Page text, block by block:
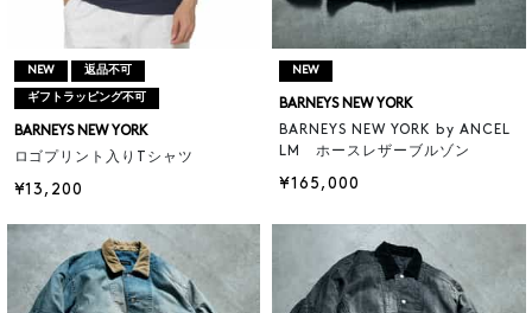
NEW 返品不可
ギフトラッピング不可
BARNEYS NEW YORK
ロゴプリント入りTシャツ
¥13,200
NEW
BARNEYS NEW YORK
BARNEYS NEW YORK by ANCEL
LM ホースレザーブルゾン
¥165,000